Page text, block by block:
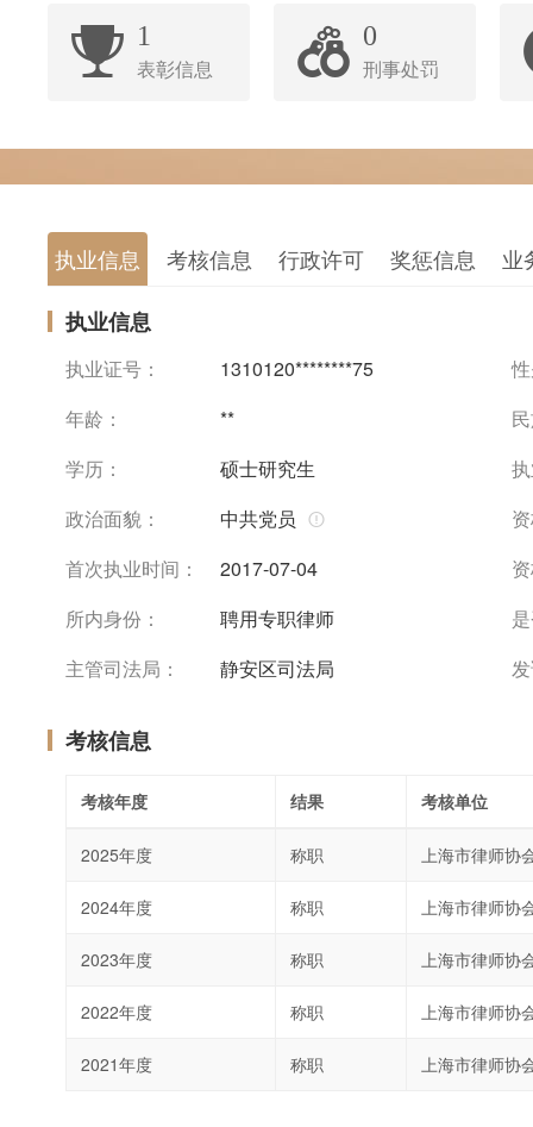
1
表彰信息
0
刑事处罚
执业信息 考核信息 行政许可 奖惩信息 业
执业信息
执业证号： 1310120********75
年龄：
**
学历：
硕士研究生
政治面貌：
中共党员
首次执业时间：
2017-07-04
所内身份：
聘用专职律师
主管司法局：
静安区司法局
考核信息
考核年度 结果 考核单位
2025年度 称职 上海市律师协
2024年度 称职 上海市律师协
2023年度 称职 上海市律师协
2022年度 称职 上海市律师协
2021年度 称职 上海市律师协